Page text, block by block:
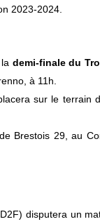
2023-2024.
demi-finale du
à 11h.
sur le terrain
Brestois 29, au
disputera un